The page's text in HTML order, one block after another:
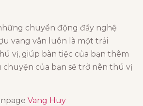
chuyển động đầy nghệ
vang vẫn luôn là một trải
vị, giúp bàn tiệc của bạn thêm
chuyện của bạn sẽ trở nên thú vị
Vang Huy